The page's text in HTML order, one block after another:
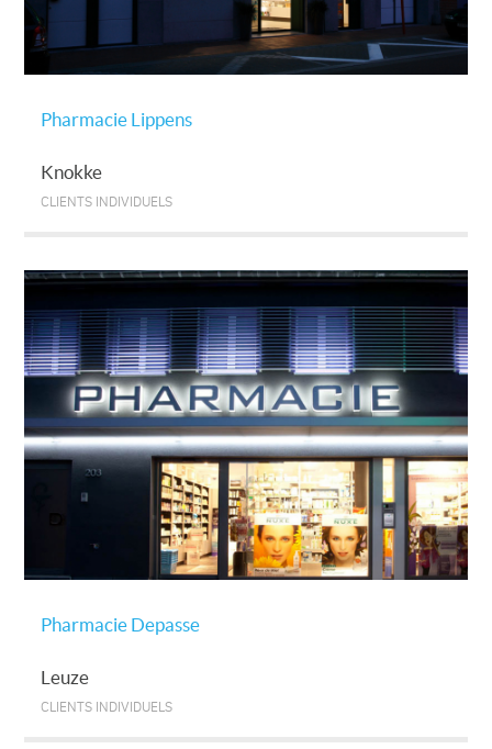
Pharmacie Lippens
Knokke
CLIENTS INDIVIDUELS
Pharmacie Depasse
Leuze
CLIENTS INDIVIDUELS